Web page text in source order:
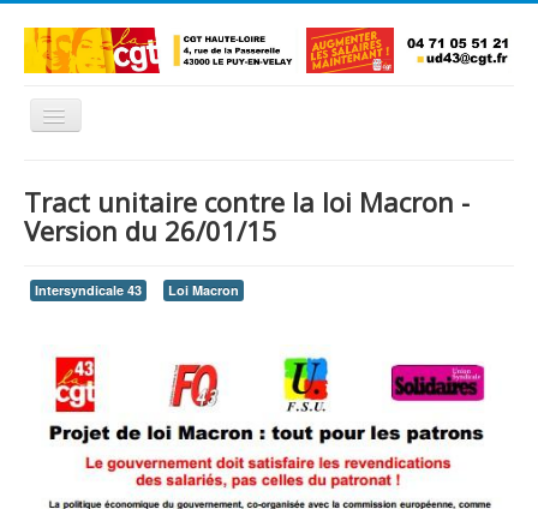
Basculer
L'Union Départementale
Les syndicats locaux
Se syndiquer
La confédératon nationale CGT
NOUS CONTACTER
Tract unitaire contre la loi Macron -
Version du 26/01/15
Intersyndicale 43 Loi Macron